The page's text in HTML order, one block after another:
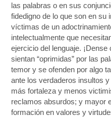
las palabras o en sus
fidedigno de lo que son en su
víctimas de un
intelectualmente que
ejercicio del lenguaje.
sientan “oprimidas” por las
temor y se ofenden por algo
ante los verdaderos insultos
más fortaleza y menos
reclamos absurdos; y mayor
formación en valores y